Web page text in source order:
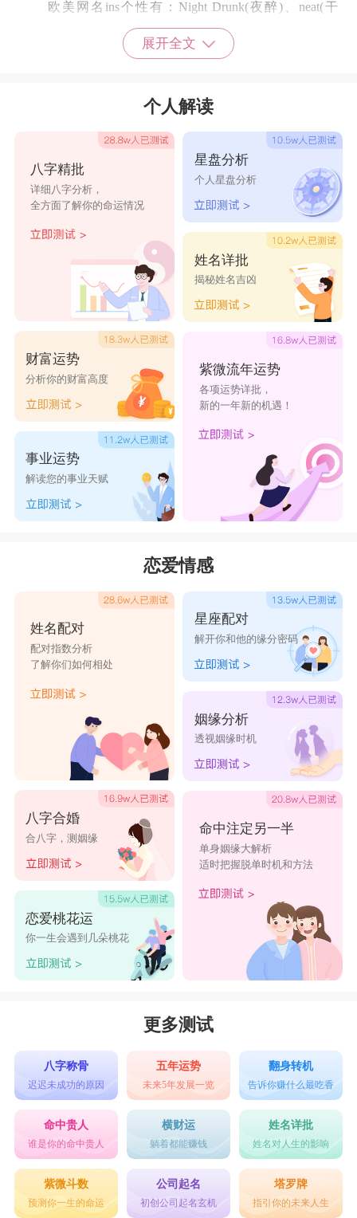
欧美网名ins个性有：Night Drunk(夜醉)、neat(干
净)、Princess(公主病)、freak(怪人)、You have changed(你
变了)、frown(蹙眉)、Love dearly(心疼)、chillily(冷漠)、
品)、cheeks(面颊)、Red Lips(红唇)、Healing(愈
合)Soledad(寂寞)。
展开全文
个人解读
八字精批
详细八字分析，
全方面了解你的命运情况
财富运势
分析你的财富高度
事业运势
解读您的事业天赋
星盘分析
个人星盘分析
姓名详批
揭秘姓名吉凶
紫微流年运势
各项运势详批，
新的一年新的机遇！
恋爱情感
姓名配对
配对指数分析
了解你们如何相处
八字合婚
合八字，测姻缘
恋爱桃花运
你一生会遇到几朵桃花
星座配对
解开你和他的缘分密码
姻缘分析
透视姻缘时机
命中注定另一半
单身姻缘大解析
适时把握脱单时机和方法
更多测试
八字称骨
迟迟未成功的原因
五年运势
未来5年发展一览
翻身转机
告诉你赚什么最吃香
命中贵人
谁是你的命中贵人
横财运
躺着都能赚钱
姓名详批
姓名对人生的影响
紫微斗数
预测你一生的命运
公司起名
初创公司起名玄机
塔罗牌
指引你的未来人生